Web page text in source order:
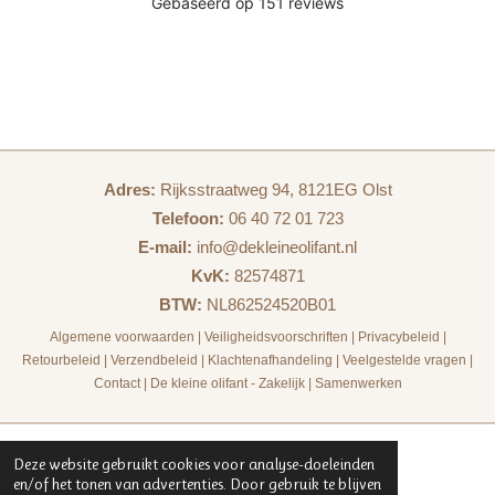
Deze website gebruikt cookies voor analyse-doeleinden
en/of het tonen van advertenties. Door gebruik te blijven
Adres: Rijksstraatweg 94, 8121EG Olst
Telefoon: 06 40 72 01 723
E-mail: info@dekleineolifant.nl
KvK: 82574871
BTW: NL862524520B01
Algemene voorwaarden Veiligheidsvoorschriften Privacybeleid
Retourbeleid
Verzendbeleid Klachtenafhandeling Veelgestelde vragen
Contact| De kleine olifant - Zakelijk| Samenwerken